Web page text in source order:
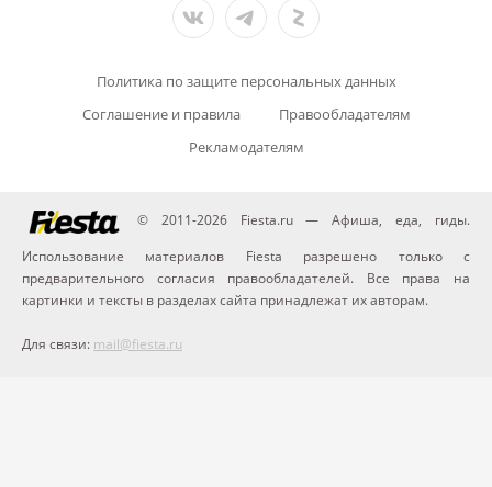
Политика по защите персональных данных
Соглашение и правила
Правообладателям
Рекламодателям
© 2011-2026 Fiesta.ru — Афиша, еда, гиды.
Использование материалов Fiesta разрешено только с
предварительного согласия правообладателей. Все права на
картинки и тексты в разделах сайта принадлежат их авторам.
Для связи: mail@fiesta.ru